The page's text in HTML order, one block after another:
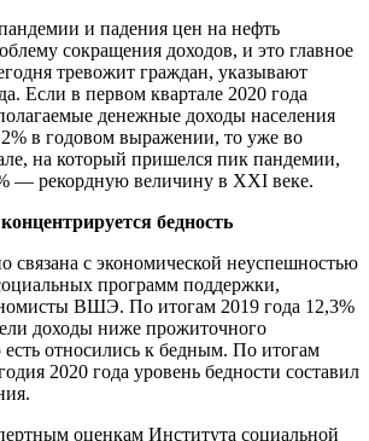
и падения цен на нефть
сокращения доходов, и это главное
тревожит граждан, указывают
Если в первом квартале 2020 года
денежные доходы населения
в годовом выражении, то уже во
на который пришелся пик пандемии,
— рекордную величину в XXI веке.
бедность
связана с экономической неуспешностью
программ поддержки,
ВШЭ. По итогам 2019 года 12,3%
доходы ниже прожиточного
относились к бедным. По итогам
2020 года уровень бедности составил
оценкам Института социальной